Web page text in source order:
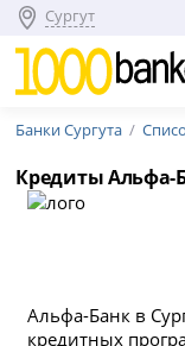
Сургут
Банки Сургута
Кредиты Альфа-
Альфа-Банк в
кредитных